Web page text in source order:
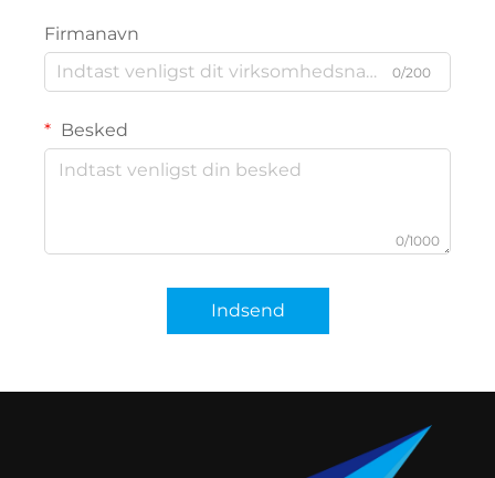
Firmanavn
0/200
Besked
0/1000
Indsend